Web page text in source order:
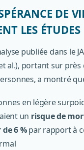
DE
LES ÉTUDES
publiée dans le
al.), portant sur près
a montré
en légère
un risque de
6 %par rapport à